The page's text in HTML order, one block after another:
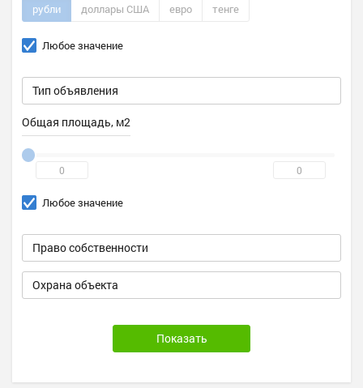
рубли доллары США евро тенге
Любое значение
Общая площадь, м2
Любое значение
Охрана объекта